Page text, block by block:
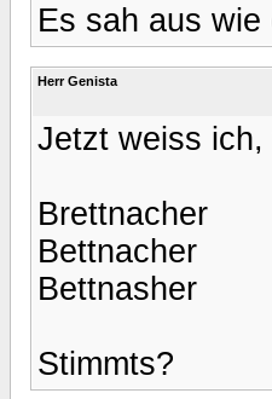
Es sah aus
Herr Genista
Jetzt weiss
Brettnacher
Bettnacher
Bettnasher
Stimmts?